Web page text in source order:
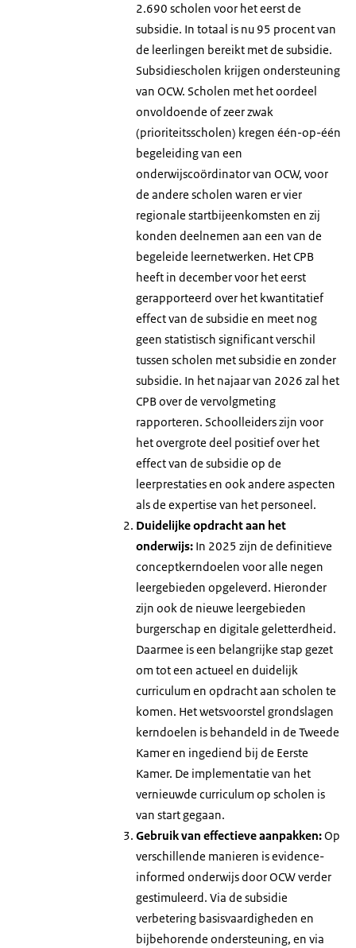
2.690 scholen voor het eerst de
subsidie. In totaal is nu 95 procent van
de leerlingen bereikt met de subsidie.
Subsidiescholen krijgen ondersteuning
van OCW. Scholen met het oordeel
onvoldoende of zeer zwak
(prioriteitsscholen) kregen één-op-één
begeleiding van een
onderwijscoördinator van OCW, voor
de andere scholen waren er vier
regionale startbijeenkomsten en zij
konden deelnemen aan een van de
begeleide leernetwerken. Het CPB
heeft in december voor het eerst
gerapporteerd over het kwantitatief
effect van de subsidie en meet nog
geen statistisch significant verschil
tussen scholen met subsidie en zonder
subsidie. In het najaar van 2026 zal het
CPB over de vervolgmeting
rapporteren. Schoolleiders zijn voor
het overgrote deel positief over het
effect van de subsidie op de
leerprestaties en ook andere aspecten
als de expertise van het personeel.
Duidelijke opdracht aan het
onderwijs: In 2025 zijn de definitieve
conceptkerndoelen voor alle negen
leergebieden opgeleverd. Hieronder
zijn ook de nieuwe leergebieden
burgerschap en digitale geletterdheid.
Daarmee is een belangrijke stap gezet
om tot een actueel en duidelijk
curriculum en opdracht aan scholen te
komen. Het wetsvoorstel grondslagen
kerndoelen is behandeld in de Tweede
Kamer en ingediend bij de Eerste
Kamer. De implementatie van het
vernieuwde curriculum op scholen is
van start gegaan.
Gebruik van effectieve aanpakken:Op
verschillende manieren is evidence-
informed onderwijs door OCW verder
gestimuleerd. Via de subsidie
verbetering basisvaardigheden en
bijbehorende ondersteuning, en via